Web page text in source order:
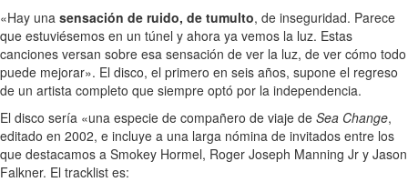
«Hay una sensación de ruido, de tumulto, de inseguridad. Parece
que estuviésemos en un túnel y ahora ya vemos la luz. Estas
canciones versan sobre esa sensación de ver la luz, de ver cómo todo
puede mejorar». El disco, el primero en seis años, supone el regreso
de un artista completo que siempre optó por la independencia.
El disco sería «una especie de compañero de viaje de Sea Change,
editado en 2002, e incluye a una larga nómina de invitados entre los
que destacamos a Smokey Hormel, Roger Joseph Manning Jr y Jason
Falkner. El tracklist es: